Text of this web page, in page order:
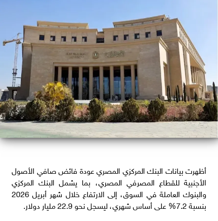
أظهرت بيانات البنك المركزي المصري عودة فائض صافي الأصول
الأجنبية للقطاع المصرفي المصري، بما يشمل البنك المركزي
والبنوك العاملة في السوق، إلى الارتفاع خلال شهر أبريل 2026
بنسبة 7.2% على أساس شهري، ليسجل نحو 22.9 مليار دولار.